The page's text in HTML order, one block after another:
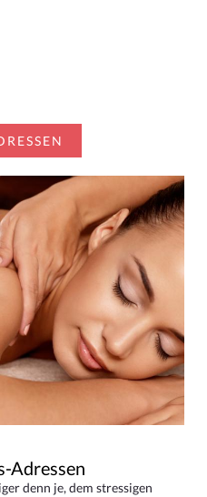
Adressen
denn je, dem stressigen